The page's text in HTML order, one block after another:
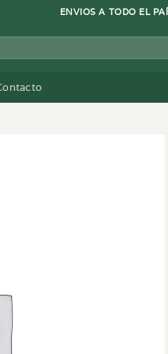
ENVIOS A TODO EL